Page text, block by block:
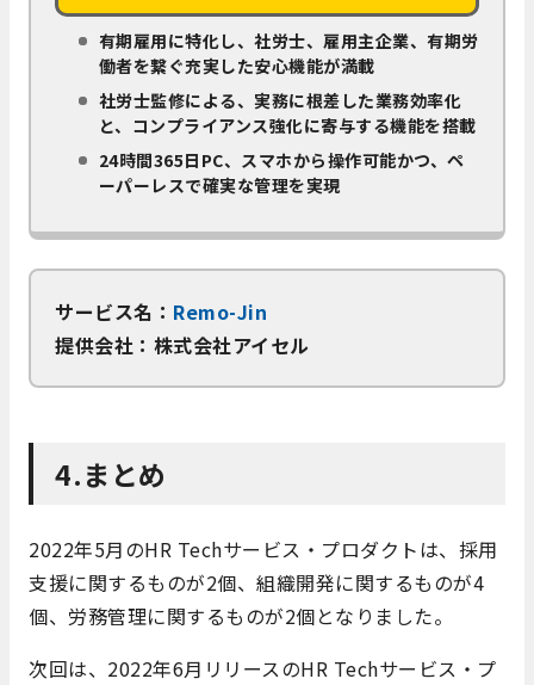
有期雇用に特化し、社労士、雇用主企業、有期労
働者を繋ぐ充実した安心機能が満載
社労士監修による、実務に根差した業務効率化
と、コンプライアンス強化に寄与する機能を搭載
24時間365日PC、スマホから操作可能かつ、ペ
ーパーレスで確実な管理を実現
サービス名： Remo-Jin
提供会社：株式会社アイセル
4.まとめ
2022年5月のHR Techサービス・プロダクトは、採用
支援に関するものが2個、組織開発に関するものが4
個、労務管理に関するものが2個となりました。
次回は、2022年6月リリースのHR Techサービス・プ